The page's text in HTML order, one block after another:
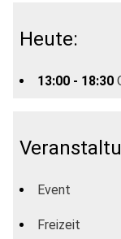
Heute:
13:00 - 18:30
Event
Freizeit